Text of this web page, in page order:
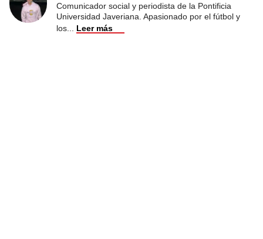
Comunicador social y periodista de la Pontificia
Universidad Javeriana. Apasionado por el fútbol y
los
Leer más